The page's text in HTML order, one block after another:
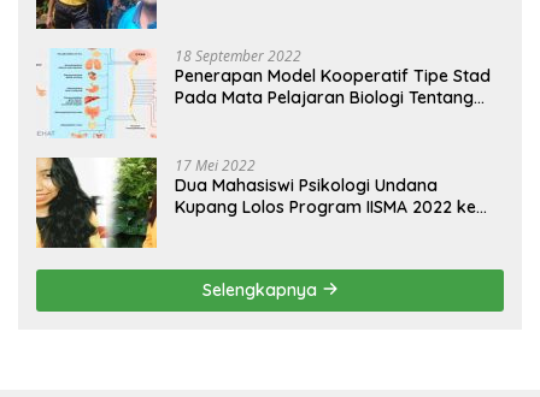
18 September 2022
Penerapan Model Kooperatif Tipe Stad
Pada Mata Pelajaran Biologi Tentang
17 Mei 2022
Dua Mahasiswi Psikologi Undana
Kupang Lolos Program IISMA 2022 ke
Selengkapnya